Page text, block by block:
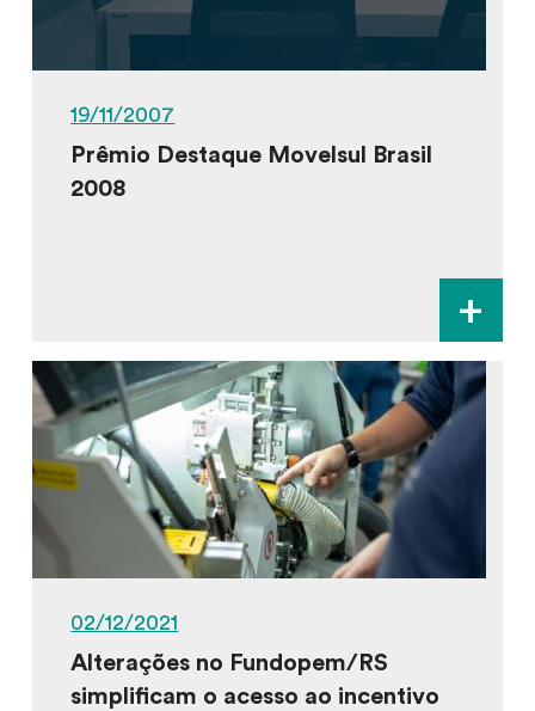
19/11/2007
Prêmio Destaque Movelsul Brasil
2008
+
02/12/2021
Alterações no Fundopem/RS
simplificam o acesso ao incentivo